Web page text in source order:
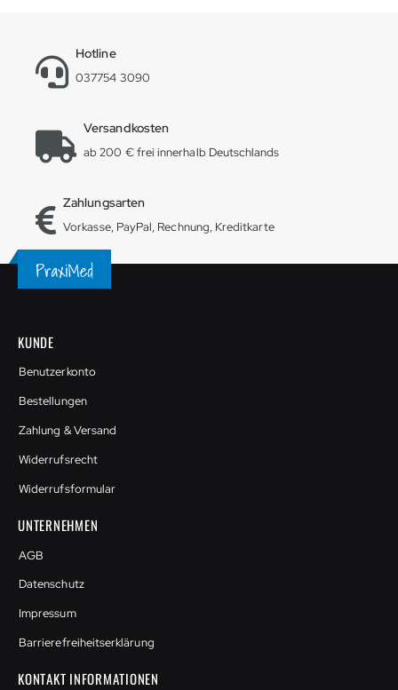
Hotline
037754 3090
Versandkosten
ab 200 € frei innerhalb Deutschlands
Zahlungsarten
Vorkasse, PayPal, Rechnung, Kreditkarte
KUNDE
Benutzerkonto
Bestellungen
Zahlung & Versand
Widerrufsrecht
Widerrufsformular
UNTERNEHMEN
AGB
Datenschutz
Impressum
Barrierefreiheitserklärung
KONTAKT INFORMATIONEN